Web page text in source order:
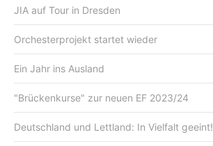
JIA auf Tour in Dresden
Orchesterprojekt startet wieder
Ein Jahr ins Ausland
"Brückenkurse" zur neuen EF 2023/24
Deutschland und Lettland: In Vielfalt geeint!